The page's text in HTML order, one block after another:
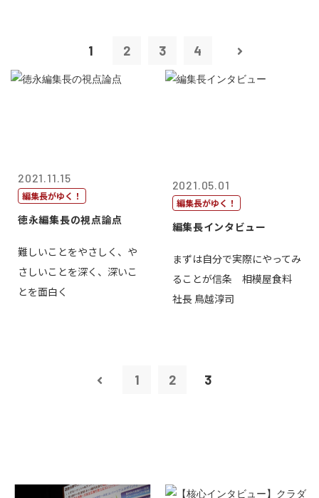
1 2 3 4
2021.11.15
編集長がゆく！
徳永編集長の視点論点
難しいことをやさしく、や
さしいことを深く、深いこ
とを面白く
2021.05.01
編集長がゆく！
編集長インタビュー
まずは自分で実際にやってみ
ることが信条 相模屋食料
社長 鳥越淳司
1 2 3